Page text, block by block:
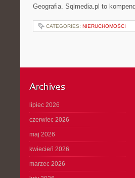
Geografia. Sqlmedia.pl to
CATEGORIES: NIERUCHOMOŚCI
Archives
lipiec 2026
czerwiec 2026
maj 2026
kwiecień 2026
marzec 2026